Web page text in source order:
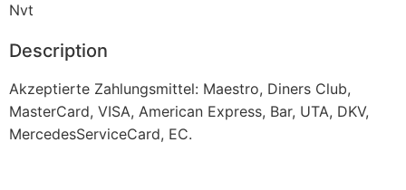
Nvt
Description
Akzeptierte Zahlungsmittel: Maestro, Diners Club,
MasterCard, VISA, American Express, Bar, UTA, DKV,
MercedesServiceCard, EC.